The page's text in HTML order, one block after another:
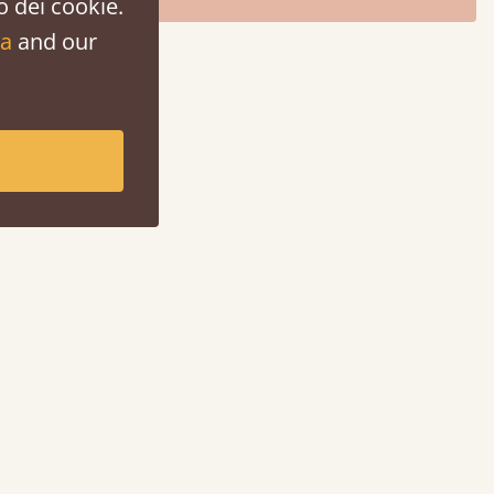
dei cookie.
and our